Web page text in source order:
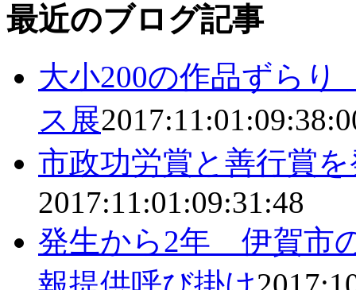
最近のブログ記事
大小200の作品ずら
ス展
市政功労賞と善行賞
2017:11:01:09:31:48
発生から2年 伊賀市